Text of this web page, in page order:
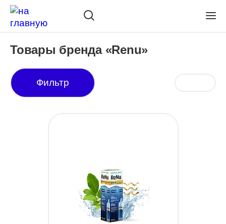
Товары бренда «Renu»
Фильтр